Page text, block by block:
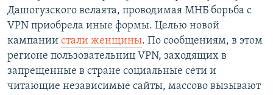
Дашогузского велаята, проводимая МНБ борьба с
VPN приобрела иные формы. Целью новой
кампании стали женщины. По сообщениям, в этом
регионе пользовательниц VPN, заходящих в
запрещенные в стране социальные сети и
читающие независимые сайты, массово вызывают